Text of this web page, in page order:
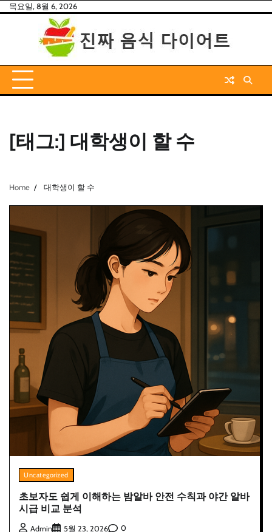
Skip목요일, 8월 6, 2026
[태그:] 대학생이 할 수
Home 대학생이 할 수
Uncategorized
초보자도 쉽게 이해하는 밤알바 안전 수칙과 야간 알바
시급 비교 분석
Admin 5월 23, 2026 0